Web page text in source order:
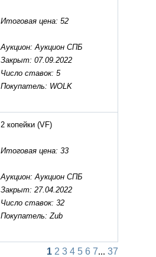
Итоговая цена: 52
Аукцион: Аукцион СПБ
Закрыт: 07.09.2022
Число ставок: 5
Покупатель: WOLK
2 копейки (VF)
Итоговая цена: 33
Аукцион: Аукцион СПБ
Закрыт: 27.04.2022
Число ставок: 32
Покупатель: Zub
1 2 3 4 5 6 7... 37